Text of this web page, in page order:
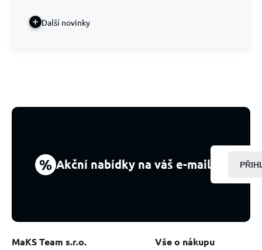
Další novinky
% Akční nabídky na váš e-mail
MaKS Team s.r.o. Vše o nákupu